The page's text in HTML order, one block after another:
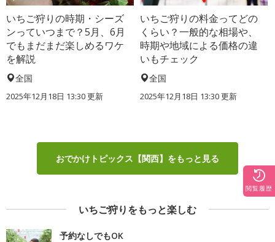
いちご狩りの時期・シーズ
ンっていつまで？5月、6月
でもまだまだ楽しめるワケ
を解説
全国
2025年12月18日 13:30 更新
いちご狩りの料金ってどの
くらい？一般的な相場や、
時期や地域による価格の違
いもチェック
全国
2025年12月18日 13:30 更新
おでかけトピックス【関西】をもっと見る
いちご狩りをもっと楽しむ
予約なしでもOK
閲覧履歴